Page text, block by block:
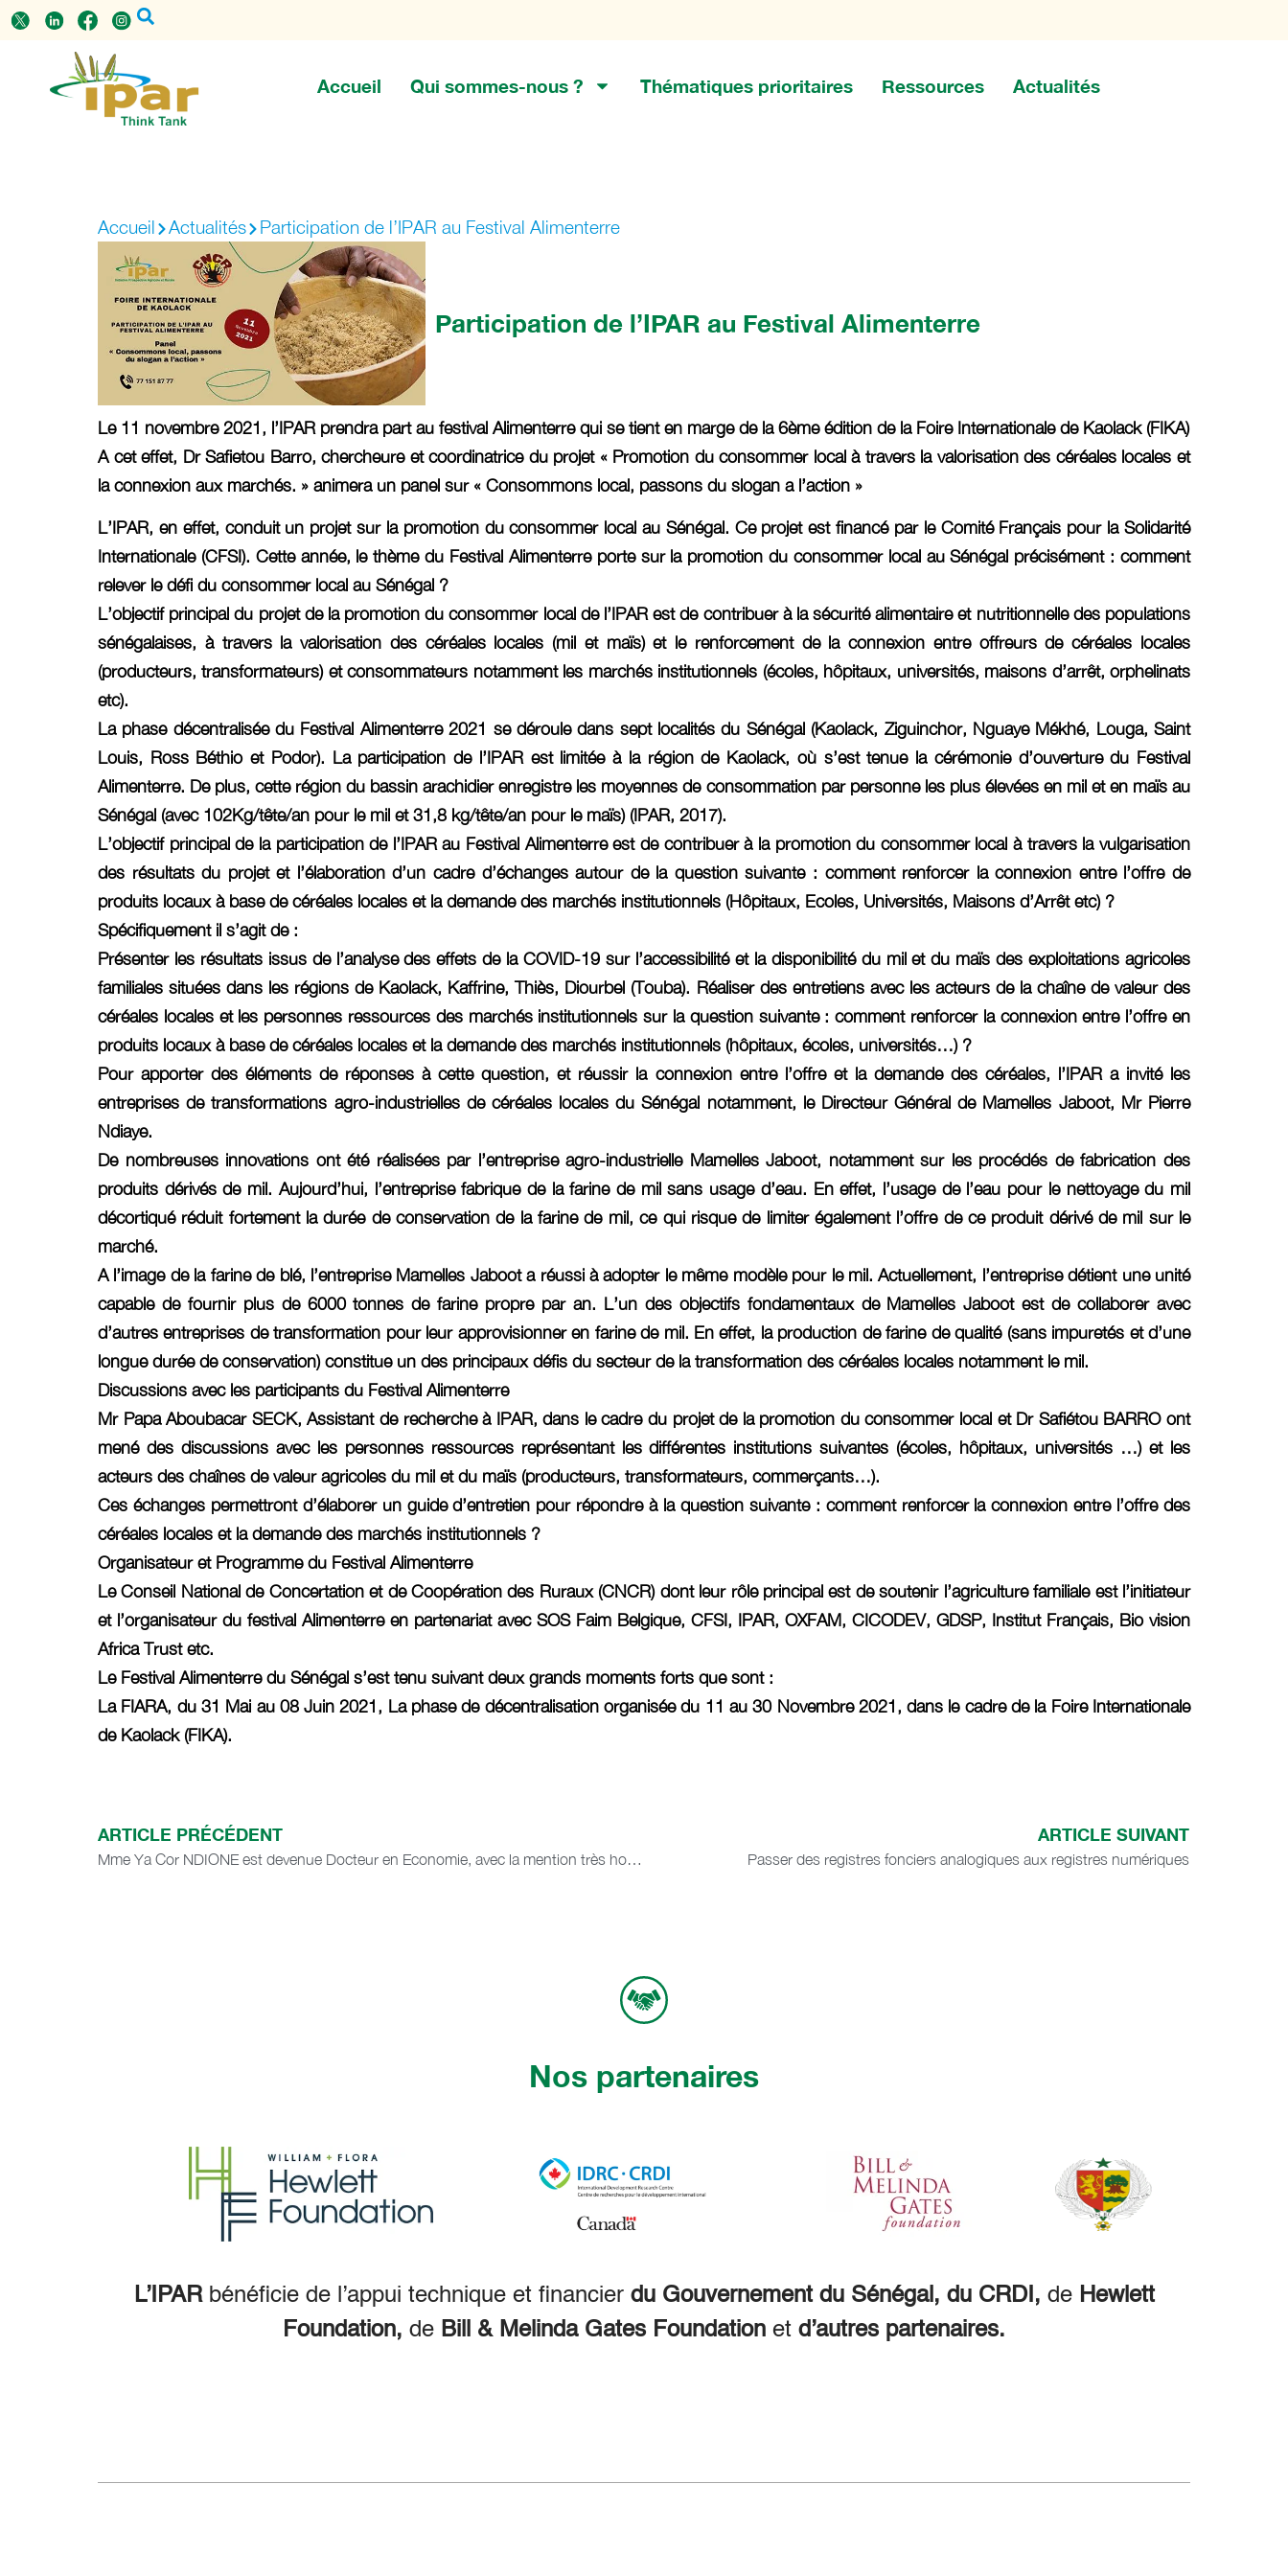
Accueil Qui sommes-nous ? Thématiques prioritaires Ressources Actualités
Accueil Actualités Participation de l’IPAR au Festival Alimenterre
Participation de l’IPAR au Festival Alimenterre
Le 11 novembre 2021, l’IPAR prendra part au festival Alimenterre qui se tient en marge de la 6ème édition de la Foire Internationale de Kaolack (FIKA)
A cet effet, Dr Safietou Barro, chercheure et coordinatrice du projet « Promotion du consommer local à travers la valorisation des céréales locales et
la connexion aux marchés. » animera un panel sur « Consommons local, passons du slogan a l’action »
L’IPAR, en effet, conduit un projet sur la promotion du consommer local au Sénégal. Ce projet est financé par le Comité Français pour la Solidarité
Internationale (CFSI). Cette année, le thème du Festival Alimenterre porte sur la promotion du consommer local au Sénégal précisément : comment
relever le défi du consommer local au Sénégal ?
L’objectif principal du projet de la promotion du consommer local de l’IPAR est de contribuer à la sécurité alimentaire et nutritionnelle des populations
sénégalaises, à travers la valorisation des céréales locales (mil et maïs) et le renforcement de la connexion entre offreurs de céréales locales
(producteurs, transformateurs) et consommateurs notamment les marchés institutionnels (écoles, hôpitaux, universités, maisons d’arrêt, orphelinats
etc).
La phase décentralisée du Festival Alimenterre 2021 se déroule dans sept localités du Sénégal (Kaolack, Ziguinchor, Nguaye Mékhé, Louga, Saint
Louis, Ross Béthio et Podor). La participation de l’IPAR est limitée à la région de Kaolack, où s’est tenue la cérémonie d’ouverture du Festival
Alimenterre. De plus, cette région du bassin arachidier enregistre les moyennes de consommation par personne les plus élevées en mil et en maïs au
Sénégal (avec 102Kg/tête/an pour le mil et 31,8 kg/tête/an pour le maïs) (IPAR, 2017).
L’objectif principal de la participation de l’IPAR au Festival Alimenterre est de contribuer à la promotion du consommer local à travers la vulgarisation
des résultats du projet et l’élaboration d’un cadre d’échanges autour de la question suivante : comment renforcer la connexion entre l’offre de
produits locaux à base de céréales locales et la demande des marchés institutionnels (Hôpitaux, Ecoles, Universités, Maisons d’Arrêt etc) ?
Spécifiquement il s’agit de :
Présenter les résultats issus de l’analyse des effets de la COVID-19 sur l’accessibilité et la disponibilité du mil et du maïs des exploitations agricoles
familiales situées dans les régions de Kaolack, Kaffrine, Thiès, Diourbel (Touba). Réaliser des entretiens avec les acteurs de la chaîne de valeur des
céréales locales et les personnes ressources des marchés institutionnels sur la question suivante : comment renforcer la connexion entre l’offre en
produits locaux à base de céréales locales et la demande des marchés institutionnels (hôpitaux, écoles, universités…) ?
Pour apporter des éléments de réponses à cette question, et réussir la connexion entre l’offre et la demande des céréales, l’IPAR a invité les
entreprises de transformations agro-industrielles de céréales locales du Sénégal notamment, le Directeur Général de Mamelles Jaboot, Mr Pierre
Ndiaye.
De nombreuses innovations ont été réalisées par l’entreprise agro-industrielle Mamelles Jaboot, notamment sur les procédés de fabrication des
produits dérivés de mil. Aujourd’hui, l’entreprise fabrique de la farine de mil sans usage d’eau. En effet, l’usage de l’eau pour le nettoyage du mil
décortiqué réduit fortement la durée de conservation de la farine de mil, ce qui risque de limiter également l’offre de ce produit dérivé de mil sur le
marché.
A l’image de la farine de blé, l’entreprise Mamelles Jaboot a réussi à adopter le même modèle pour le mil. Actuellement, l’entreprise détient une unité
capable de fournir plus de 6000 tonnes de farine propre par an. L’un des objectifs fondamentaux de Mamelles Jaboot est de collaborer avec
d’autres entreprises de transformation pour leur approvisionner en farine de mil. En effet, la production de farine de qualité (sans impuretés et d’une
longue durée de conservation) constitue un des principaux défis du secteur de la transformation des céréales locales notamment le mil.
Discussions avec les participants du Festival Alimenterre
Mr Papa Aboubacar SECK, Assistant de recherche à IPAR, dans le cadre du projet de la promotion du consommer local et Dr Safiétou BARRO ont
mené des discussions avec les personnes ressources représentant les différentes institutions suivantes (écoles, hôpitaux, universités …) et les
acteurs des chaînes de valeur agricoles du mil et du maïs (producteurs, transformateurs, commerçants…).
Ces échanges permettront d’élaborer un guide d’entretien pour répondre à la question suivante : comment renforcer la connexion entre l’offre des
céréales locales et la demande des marchés institutionnels ?
Organisateur et Programme du Festival Alimenterre
Le Conseil National de Concertation et de Coopération des Ruraux (CNCR) dont leur rôle principal est de soutenir l’agriculture familiale est l’initiateur
et l’organisateur du festival Alimenterre en partenariat avec SOS Faim Belgique, CFSI, IPAR, OXFAM, CICODEV, GDSP, Institut Français, Bio vision
Africa Trust etc.
Le Festival Alimenterre du Sénégal s’est tenu suivant deux grands moments forts que sont :
La FIARA, du 31 Mai au 08 Juin 2021, La phase de décentralisation organisée du 11 au 30 Novembre 2021, dans le cadre de la Foire Internationale
de Kaolack (FIKA).
ARTICLE PRÉCÉDENT
Mme Ya Cor NDIONE est devenue Docteur en Economie, avec la mention très honorable.
ARTICLE SUIVANT
Passer des registres fonciers analogiques aux registres numériques
Nos partenaires
L’IPARbénéficie de l’appui technique et financier du Gouvernement du Sénégal, du CRDI, de Hewlett
Foundation, de Bill & Melinda Gates Foundation et d’autres partenaires.